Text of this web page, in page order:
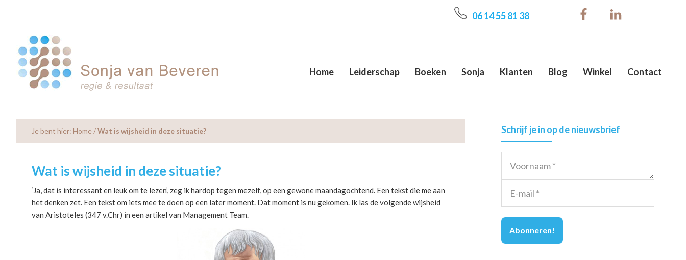
main
primary
footer
06 14 55 81 38
Home Leiderschap Boeken Sonja Klanten Blog Winkel Contact
Je bent hier: Home /Wat is wijsheid in deze situatie?
Wat is wijsheid in deze situatie?
‘Ja, dat is interessant en leuk om te lezen’, zeg ik hardop tegen mezelf, op een gewone maandagochtend. Een tekst die me aan
het denken zet. Een tekst om iets mee te doen op een later moment. Dat moment is nu gekomen. Ik las de volgende wijsheid
van Aristoteles (347 v.Chr) in een artikel van Management Team.
Primary
Sidebar
Schrijf je in op de nieuwsbrief